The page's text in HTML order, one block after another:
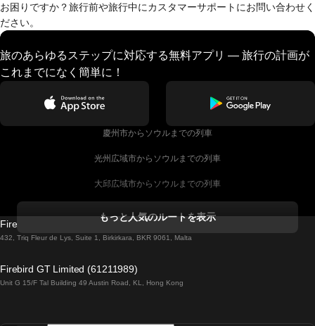
お困りですか？旅行前や旅行中にカスタマーサポートにお問い合わせく
ださい。
旅のあらゆるステップに対応する無料アプリ — 旅行の計画が
これまでになく簡単に！
慶州市からソウルまでの列車
光州広域市からソウルまでの列車
大邱広域市からソウルまでの列車
ダブリンからゴールウェイまでの列車
ローマからナポリまでの列車
もっと人気のルートを表示
Firebird GT Limited (OC 1451)
432, Triq Fleur de Lys, Suite 1, Birkirkara, BKR 9061, Malta
Firebird GT Limited (61211989)
Unit G 15/F Tal Building 49 Austin Road, KL, Hong Kong